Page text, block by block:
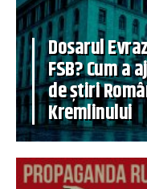
Dosarul
FSB? Cum a
de știri
Kremlinului